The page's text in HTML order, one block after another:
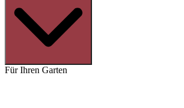
Für Ihren Garten